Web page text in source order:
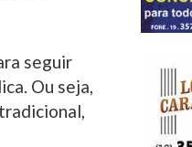
seguir
Ou seja,